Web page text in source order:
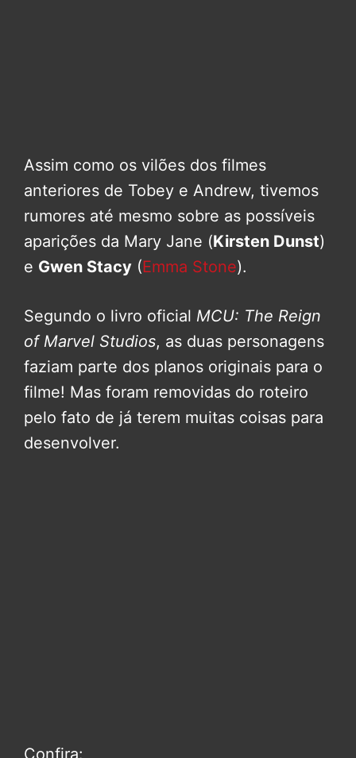
Assim como os vilões dos filmes
anteriores de Tobey e Andrew, tivemos
rumores até mesmo sobre as possíveis
aparições da Mary Jane (Kirsten Dunst)
e Gwen Stacy (Emma Stone).
Segundo o livro oficial MCU: The Reign
of Marvel Studios, as duas personagens
faziam parte dos planos originais para o
filme! Mas foram removidas do roteiro
pelo fato de já terem muitas coisas para
desenvolver.
Confira: